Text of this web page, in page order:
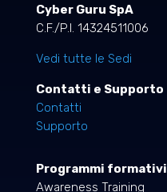
Cyber Guru SpA
C.F./P.I. 14324511006
Vedi tutte le Sedi
Contatti e Supporto
Contatti
Supporto
Programmi formativi
Awareness Training